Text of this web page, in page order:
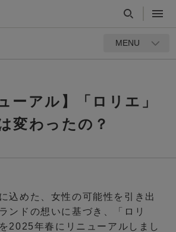
MENU
ーアル】「ロリエ」
変わったの？
込めた、女性の可能性を引き出
ンドの想いに基づき、「ロリ
2025年春にリニューアルしまし